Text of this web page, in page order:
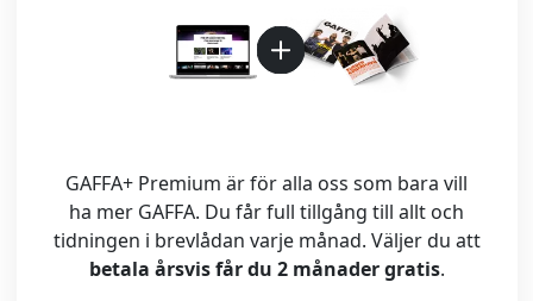
GAFFA+ Premium är för alla oss som bara vill
ha mer GAFFA. Du får full tillgång till allt och
tidningen i brevlådan varje månad. Väljer du att
betala årsvis får du 2 månader gratis.